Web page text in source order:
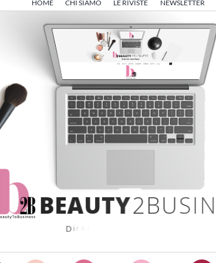
HOME CHI SIAMO LE RIVISTE NEWSLETTER
BEAUTY2BUSINE
Dir